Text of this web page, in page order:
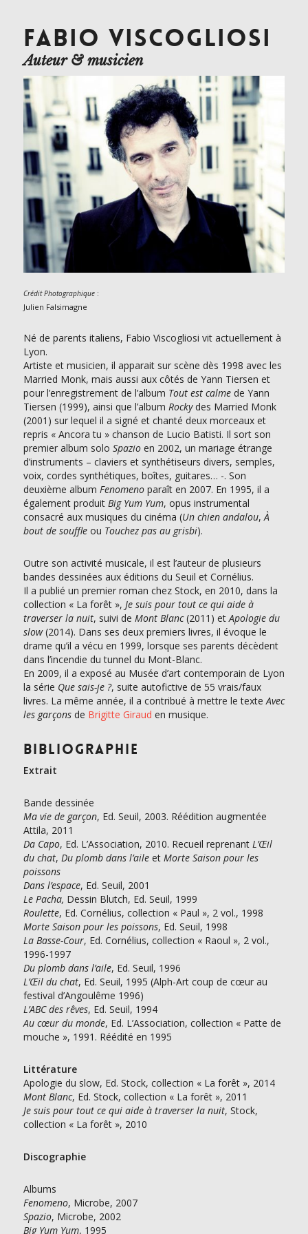
FABIO VISCOGLIOSI
Auteur & musicien
Crédit Photographique:
Julien Falsimagne
Né de parents italiens, Fabio Viscogliosi vit actuellement à
Lyon.
Artiste et musicien, il apparait sur scène dès 1998 avec les
Married Monk, mais aussi aux côtés de Yann Tiersen et
pour l’enregistrement de l’album Tout est calmede Yann
Tiersen (1999), ainsi que l’album Rockydes Married Monk
(2001) sur lequel il a signé et chanté deux morceaux et
repris « Ancora tu » chanson de Lucio Batisti. Il sort son
premier album solo Spazioen 2002, un mariage étrange
d’instruments – claviers et synthétiseurs divers, semples,
voix, cordes synthétiques, boîtes, guitares… -. Son
deuxième album Fenomenoparaît en 2007. En 1995, il a
également produit Big Yum Yum, opus instrumental
consacré aux musiques du cinéma (Un chien andalou, À
bout de souffleou Touchez pas au grisbi).
Outre son activité musicale, il est l’auteur de plusieurs
bandes dessinées aux éditions du Seuil et Cornélius.
Il a publié un premier roman chez Stock, en 2010, dans la
collection « La forêt », Je suis pour tout ce qui aide à
traverser la nuit, suivi de Mont Blanc(2011) et Apologie du
slow(2014). Dans ses deux premiers livres, il évoque le
drame qu’il a vécu en 1999, lorsque ses parents décèdent
dans l’incendie du tunnel du Mont-Blanc.
En 2009, il a exposé au Musée d’art contemporain de Lyon
la série Que sais-je ?, suite autofictive de 55 vrais/faux
livres. La même année, il a contribué à mettre le texte Avec
les garçonsde Brigitte Giraud en musique.
Bibliographie
Extrait
Bande dessinée
Ma vie de garçon, Ed. Seuil, 2003. Réédition augmentée
Attila, 2011
Da Capo, Ed. L’Association, 2010. Recueil reprenant L’Œil
du chat, Du plomb dans l’aileet Morte Saison pour les
poissons
Dans l’espace, Ed. Seuil, 2001
Le Pacha, Dessin Blutch, Ed. Seuil, 1999
Roulette, Ed. Cornélius, collection « Paul », 2 vol., 1998
Morte Saison pour les poissons, Ed. Seuil, 1998
La Basse-Cour, Ed. Cornélius, collection « Raoul », 2 vol.,
1996-1997
Du plomb dans l’aile, Ed. Seuil, 1996
L’Œil du chat, Ed. Seuil, 1995 (Alph-Art coup de cœur au
festival d’Angoulême 1996)
L’ABC des rêves, Ed. Seuil, 1994
Au cœur du monde, Ed. L’Association, collection « Patte de
mouche », 1991. Réédité en 1995
Littérature
Apologie du slow, Ed. Stock, collection « La forêt », 2014
Mont Blanc, Ed. Stock, collection « La forêt », 2011
Je suis pour tout ce qui aide à traverser la nuit, Stock,
collection « La forêt », 2010
Discographie
Albums
Fenomeno, Microbe, 2007
Spazio, Microbe, 2002
Big Yum Yum, 1995